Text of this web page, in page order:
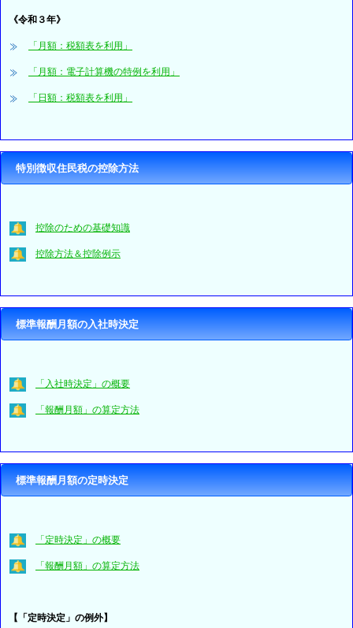
《令和３年》
「月額：税額表を利用」
「月額：電子計算機の特例を利用」
「日額：税額表を利用」
特別徴収住民税の控除方法
控除のための基礎知識
控除方法＆控除例示
標準報酬月額の入社時決定
「入社時決定」の概要
「報酬月額」の算定方法
標準報酬月額の定時決定
「定時決定」の概要
「報酬月額」の算定方法
【「定時決定」の例外】